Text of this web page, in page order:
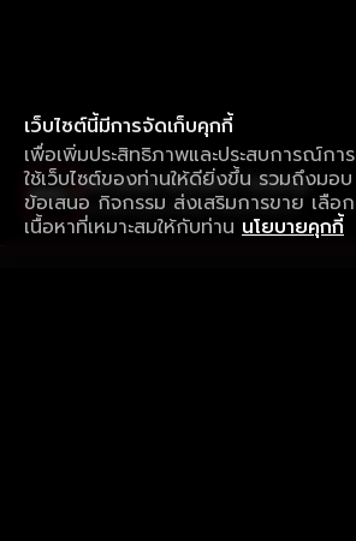
เว็บไซต์นี้มีการจัดเก็บคุกกี้
เพื่อเพิ่มประสิทธิภาพและประสบการณ์การ
ใช้เว็บไซต์ของท่านให้ดียิ่งขึ้น รวมถึงมอบ
ข้อเสนอ กิจกรรม ส่งเสริมการขาย เลือก
เนื้อหาที่เหมาะสมให้กับท่าน นโยบายคุกกี้
ใช้งานแอป ลื่นไหลกว่า ไม่มีสะดุด
ดาวน์โหลดแอปเพื่อการรับชมที่ดีกว่า